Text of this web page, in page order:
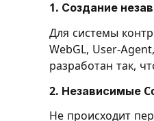
1. Создание
Для системы
WebGL, User-
разработан так,
2. Независимые
Не происходит